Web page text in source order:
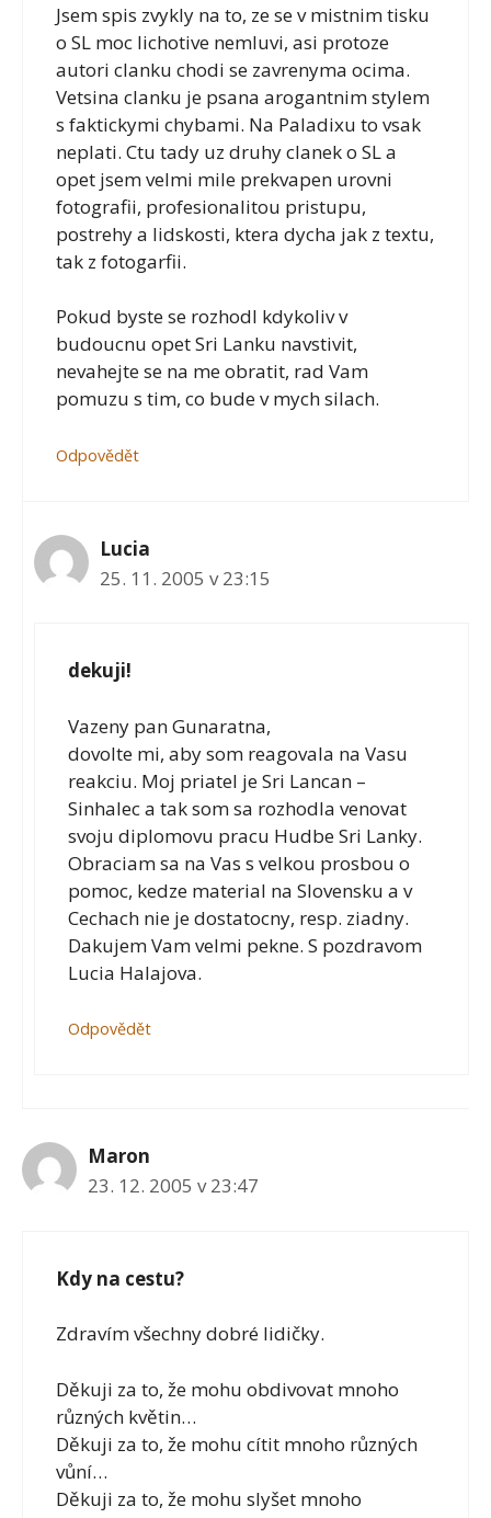
Jsem spis zvykly na to, ze se v mistnim tisku
o SL moc lichotive nemluvi, asi protoze
autori clanku chodi se zavrenyma ocima.
Vetsina clanku je psana arogantnim stylem
s faktickymi chybami. Na Paladixu to vsak
neplati. Ctu tady uz druhy clanek o SL a
opet jsem velmi mile prekvapen urovni
fotografii, profesionalitou pristupu,
postrehy a lidskosti, ktera dycha jak z textu,
tak z fotogarfii.
Pokud byste se rozhodl kdykoliv v
budoucnu opet Sri Lanku navstivit,
nevahejte se na me obratit, rad Vam
pomuzu s tim, co bude v mych silach.
Odpovědět
Lucia
25. 11. 2005 v 23:15
dekuji!
Vazeny pan Gunaratna,
dovolte mi, aby som reagovala na Vasu
reakciu. Moj priatel je Sri Lancan –
Sinhalec a tak som sa rozhodla venovat
svoju diplomovu pracu Hudbe Sri Lanky.
Obraciam sa na Vas s velkou prosbou o
pomoc, kedze material na Slovensku a v
Cechach nie je dostatocny, resp. ziadny.
Dakujem Vam velmi pekne. S pozdravom
Lucia Halajova.
Odpovědět
Maron
23. 12. 2005 v 23:47
Kdy na cestu?
Zdravím všechny dobré lidičky.
Děkuji za to, že mohu obdivovat mnoho
různých květin…
Děkuji za to, že mohu cítit mnoho různých
vůní…
Děkuji za to, že mohu slyšet mnoho